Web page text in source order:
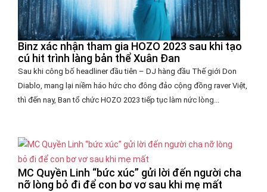
Binz xác nhận tham gia HOZO 2023 sau khi tạo
cú hit trình làng bản thể Xuân Đan
Sau khi công bố headliner đầu tiên – DJ hàng đầu Thế giới Don
Diablo, mang lại niềm háo hức cho đông đảo cộng đồng raver Việt,
thì đến nay, Ban tổ chức HOZO 2023 tiếp tục làm nức lòng...
MC Quyền Linh “bức xúc” gửi lời đến người cha
nỡ lòng bỏ đi để con bơ vơ sau khi mẹ mất